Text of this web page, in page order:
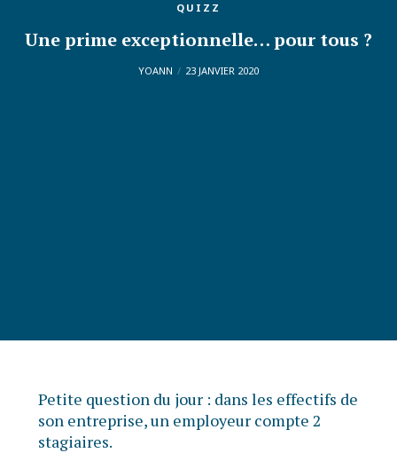
QUIZZ
Une prime exceptionnelle… pour tous ?
YOANN 23 JANVIER 2020
Petite question du jour : dans les effectifs de
son entreprise, un employeur compte 2
stagiaires.